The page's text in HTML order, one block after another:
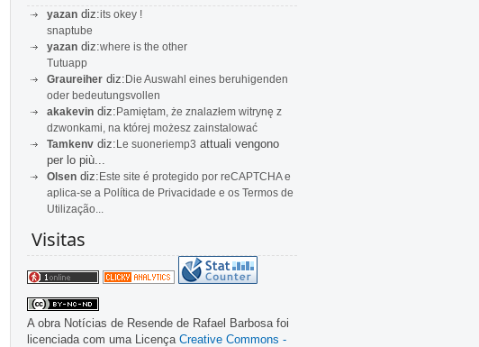
yazan diz:its okey !
snaptube
yazan diz:where is the other
Tutuapp
Graureiher diz:Die Auswahl eines beruhigenden
oder bedeutungsvollen
akakevin diz:Pamiętam, że znalazłem witrynę z
dzwonkami, na której możesz zainstalować
Tamkenv diz:Le suoneriemp3 attuali vengono
per lo più...
Olsen diz:Este site é protegido por reCAPTCHA e
aplica-se a Política de Privacidade e os Termos de
Utilização...
Visitas
A obra Notícias de Resende de Rafael Barbosa foi
licenciada com uma Licença Creative Commons -